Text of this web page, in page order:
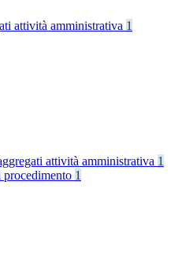
attività amministrativa 1
attività amministrativa 1
1